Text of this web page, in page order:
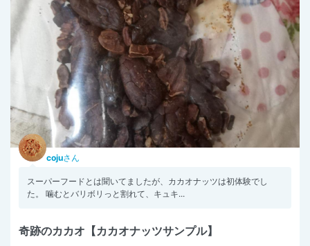
cojuさん
スーパーフードとは聞いてましたが、カカオナッツは初体験でし
た。 噛むとバリボリっと割れて、キュキ...
奇跡のカカオ【カカオナッツサンプル】